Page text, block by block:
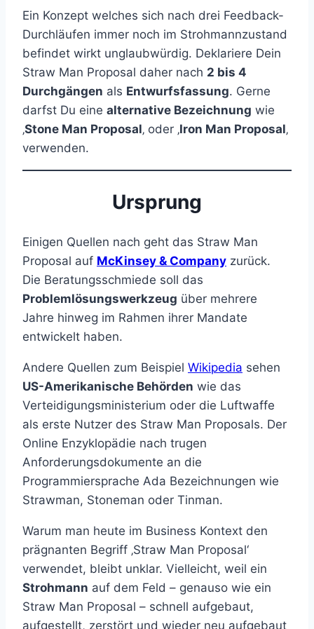
Ein Konzept welches sich nach drei Feedback-
Durchläufen immer noch im Strohmannzustand
befindet wirkt unglaubwürdig. Deklariere Dein
Straw Man Proposal daher nach 2 bis 4
Durchgängen als Entwurfsfassung. Gerne
darfst Du eine alternative Bezeichnung wie
‚Stone Man Proposal‚ oder ‚Iron Man Proposal‚
verwenden.
Ursprung
Einigen Quellen nach geht das Straw Man
Proposal auf McKinsey & Company zurück.
Die Beratungsschmiede soll das
Problemlösungswerkzeug über mehrere
Jahre hinweg im Rahmen ihrer Mandate
entwickelt haben.
Andere Quellen zum Beispiel Wikipedia sehen
US-Amerikanische Behörden wie das
Verteidigungsministerium oder die Luftwaffe
als erste Nutzer des Straw Man Proposals. Der
Online Enzyklopädie nach trugen
Anforderungsdokumente an die
Programmiersprache Ada Bezeichnungen wie
Strawman, Stoneman oder Tinman.
Warum man heute im Business Kontext den
prägnanten Begriff ‚Straw Man Proposal‘
verwendet, bleibt unklar. Vielleicht, weil ein
Strohmann auf dem Feld – genauso wie ein
Straw Man Proposal – schnell aufgebaut,
aufgestellt, zerstört und wieder neu aufgebaut